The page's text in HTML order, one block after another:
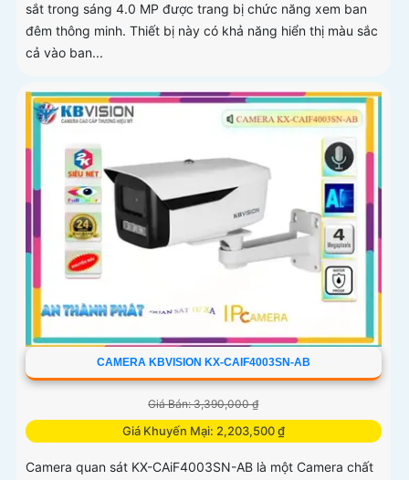
sắt trong sáng 4.0 MP được trang bị chức năng xem ban
đêm thông minh. Thiết bị này có khả năng hiển thị màu sắc
cả vào ban...
CAMERA KBVISION KX-CAIF4003SN-AB
Giá Bán: 3,390,000 ₫
Giá Khuyến Mại: 2,203,500 ₫
Camera quan sát KX-CAiF4003SN-AB là một Camera chất